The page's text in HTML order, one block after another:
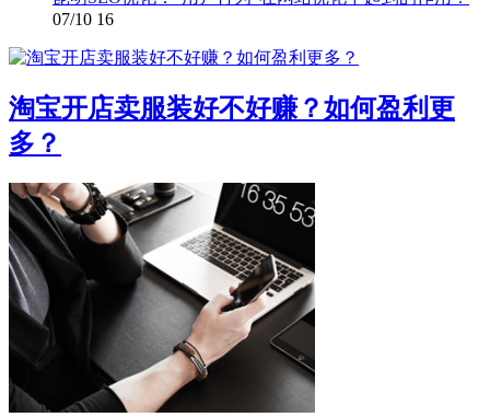
07/10 16
淘宝开店卖服装好不好赚？如何盈利更
多？